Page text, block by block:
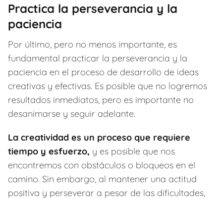
Practica la perseverancia y la
paciencia
Por último, pero no menos importante, es
fundamental practicar la perseverancia y la
paciencia en el proceso de desarrollo de ideas
creativas y efectivas. Es posible que no logremos
resultados inmediatos, pero es importante no
desanimarse y seguir adelante.
La creatividad es un proceso que requiere
tiempo y esfuerzo, y es posible que nos
encontremos con obstáculos o bloqueos en el
camino. Sin embargo, al mantener una actitud
positiva y perseverar a pesar de las dificultades,